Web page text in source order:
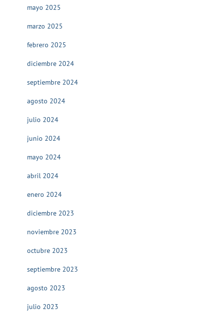
mayo 2025
marzo 2025
febrero 2025
diciembre 2024
septiembre 2024
agosto 2024
julio 2024
junio 2024
mayo 2024
abril 2024
enero 2024
diciembre 2023
noviembre 2023
octubre 2023
septiembre 2023
agosto 2023
julio 2023